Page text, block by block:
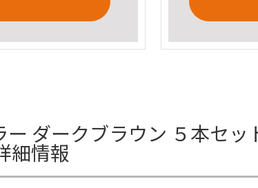
ダークブラウン ５本セ
細情報